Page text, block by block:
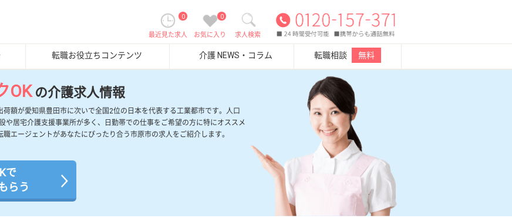
求人検索
0
お気に入り
0
最近見た求人
転職お役立ちコンテンツ 介護 NEWS・コラム 転職相談 無料
OKの介護求人情報
額が愛知県豊田市に次いで全国2位の日本を代表する工業都市です。人口
や居宅介護支援事業所が多く、日勤帯での仕事をご希望の方に特にオススメ
エージェントがあなたにぴったり合う市原市の求人をご紹介します。
で
らう